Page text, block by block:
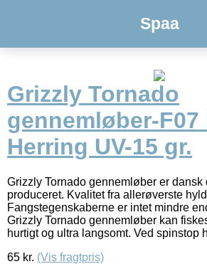
Spaa
Grizzly Tornado
gennemløber-F07
Herring UV-15 gr.
Grizzly Tornado gennemløber er dansk
produceret. Kvalitet fra allerøverste
Fangstegenskaberne er intet mindre
Grizzly Tornado gennemløber kan
hurtigt og ultra langsomt. Ved spinstop
65 kr. (Vis fragtpris)